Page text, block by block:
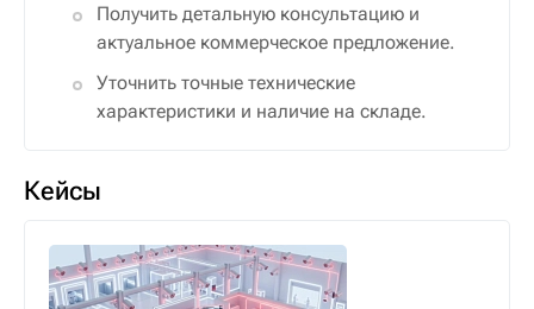
Получить детальную консультацию и
актуальное коммерческое предложение.
Уточнить точные технические
характеристики и наличие на складе.
Кейсы